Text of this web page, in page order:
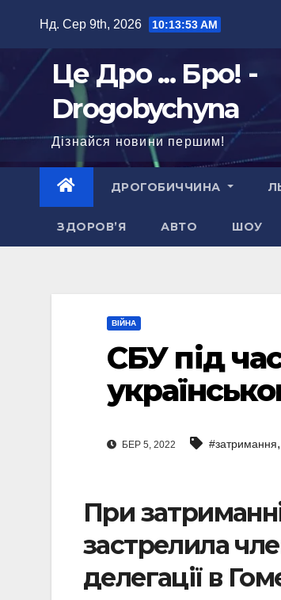
Нд. Сер 9th, 2026 10:13:54 AM
Це Дро ... Бро! -
Drogobychyna
Дізнайся новини першим!
ДРОГОБИЧЧИНА
ЗДОРОВ’Я АВТО ШОУ
ВІЙНА
СБУ під
БЕР 5, 2022 #затримання,
При
застрелила
делегації в